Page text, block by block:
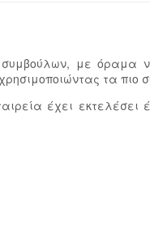
με όραμα
τα
έχει